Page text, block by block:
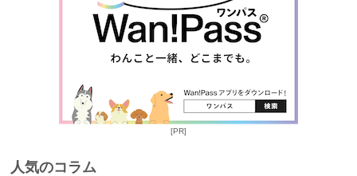
[PR]
人気のコラム